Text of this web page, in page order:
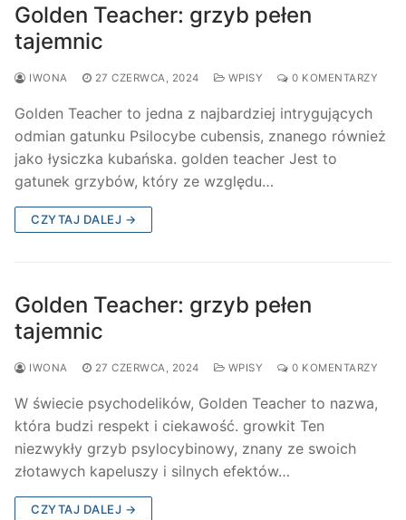
Golden Teacher: grzyb pełen
tajemnic
IWONA 27 CZERWCA, 2024 WPISY 0 KOMENTARZY
Golden Teacher to jedna z najbardziej intrygujących
odmian gatunku Psilocybe cubensis, znanego również
jako łysiczka kubańska. golden teacher Jest to
gatunek grzybów, który ze względu…
CZYTAJ DALEJ →
Golden Teacher: grzyb pełen
tajemnic
IWONA 27 CZERWCA, 2024 WPISY 0 KOMENTARZY
W świecie psychodelików, Golden Teacher to nazwa,
która budzi respekt i ciekawość. growkit Ten
niezwykły grzyb psylocybinowy, znany ze swoich
złotawych kapeluszy i silnych efektów…
CZYTAJ DALEJ →